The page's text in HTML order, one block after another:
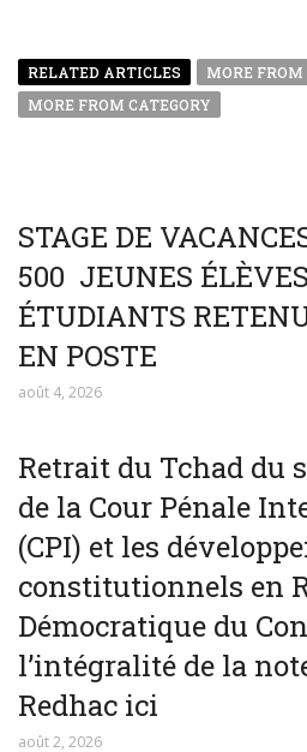
RELATED ARTICLES
MORE
MORE FROM CATEGORY
STAGE DE
500 JEUNES
ÉTUDIANTS
EN POSTE
août 4, 2026
Retrait du Tchad du
de la Cour Pénale
(CPI) et les
constitutionnels en
Démocratique du
l’intégralité de la
Redhac ici
août 2, 2026